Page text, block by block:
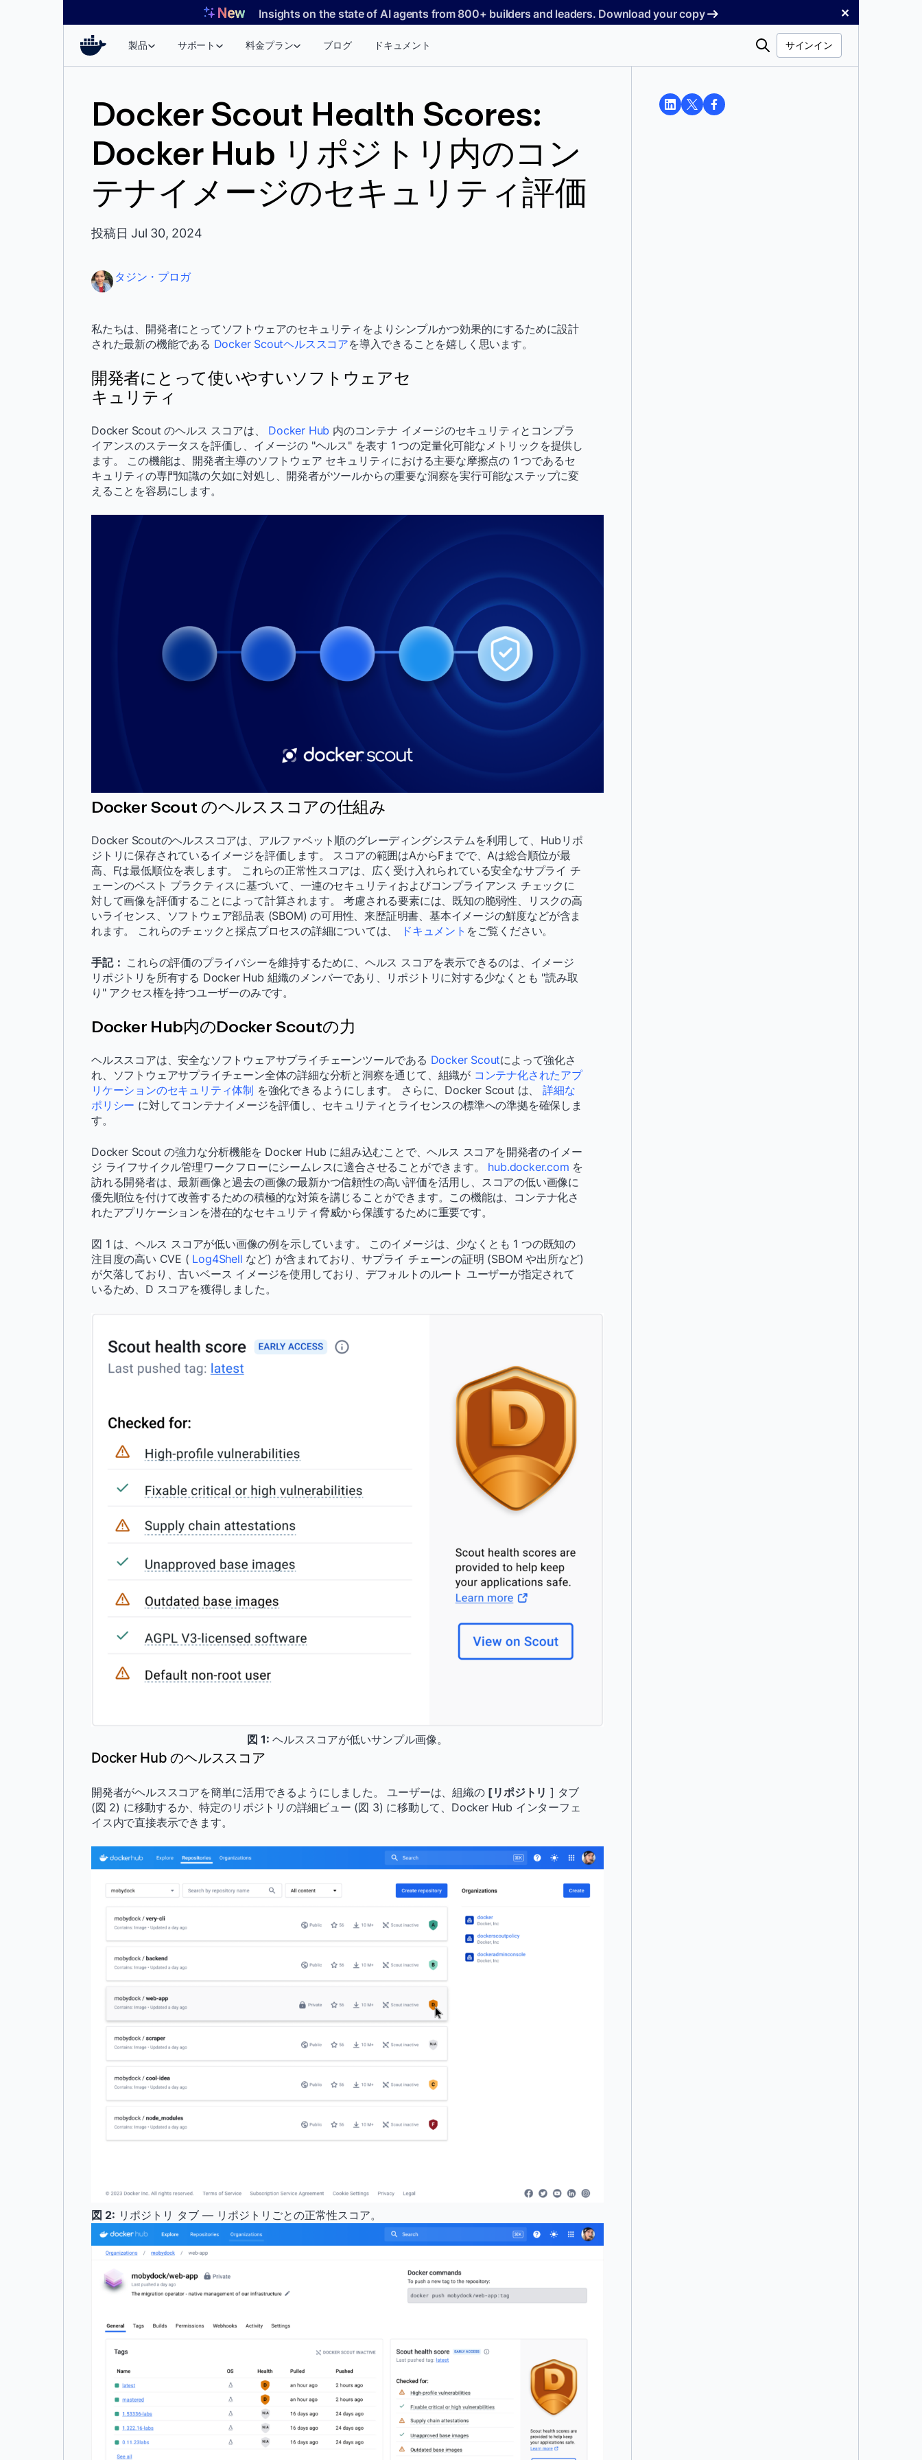
Insights on the state of AI agents from 800+ builders and leaders. Download your copy ✕
製品 サポート 料金プラン ブログ ドキュメント
検
サインイン
Docker Scout Health Scores:
Docker Hub リポジトリ内のコン
テナイメージのセキュリティ評価
投稿日 Jul 30, 2024
タジン・プロガ
私たちは、開発者にとってソフトウェアのセキュリティをよりシンプルかつ効果的にするために設計
された最新の機能である Docker Scoutヘルススコアを導入できることを嬉しく思います。
開発者にとって使いやすいソフトウェアセ
キュリティ
Docker Scout のヘルス スコアは、 Docker Hub 内のコンテナ イメージのセキュリティとコンプラ
イアンスのステータスを評価し、イメージの "ヘルス" を表す 1 つの定量化可能なメトリックを提供し
ます。 この機能は、開発者主導のソフトウェア セキュリティにおける主要な摩擦点の 1 つであるセ
キュリティの専門知識の欠如に対処し、開発者がツールからの重要な洞察を実行可能なステップに変
えることを容易にします。
Docker Scout のヘルススコアの仕組み
Docker Scoutのヘルススコアは、アルファベット順のグレーディングシステムを利用して、Hubリポ
ジトリに保存されているイメージを評価します。 スコアの範囲はAからFまでで、Aは総合順位が最
高、Fは最低順位を表します。 これらの正常性スコアは、広く受け入れられている安全なサプライ チ
ェーンのベスト プラクティスに基づいて、一連のセキュリティおよびコンプライアンス チェックに
対して画像を評価することによって計算されます。 考慮される要素には、既知の脆弱性、リスクの高
いライセンス、ソフトウェア部品表 (SBOM) の可用性、来歴証明書、基本イメージの鮮度などが含ま
れます。 これらのチェックと採点プロセスの詳細については、
ドキュメント をご覧ください。
手記： これらの評価のプライバシーを維持するために、ヘルス スコアを表示できるのは、イメージ
リポジトリを所有する Docker Hub 組織のメンバーであり、リポジトリに対する少なくとも "読み取
り" アクセス権を持つユーザーのみです。
Docker Hub内のDocker Scoutの力
ヘルススコアは、安全なソフトウェアサプライチェーンツールである Docker Scoutによって強化さ
れ、ソフトウェアサプライチェーン全体の詳細な分析と洞察を通じて、組織が コンテナ化されたアプ
リケーションのセキュリティ体制 を強化できるようにします。 さらに、Docker Scout は、詳細な
ポリシー に対してコンテナイメージを評価し、セキュリティとライセンスの標準への準拠を確保しま
す。
Docker Scout の強力な分析機能を Docker Hub に組み込むことで、ヘルス スコアを開発者のイメー
ジ ライフサイクル管理ワークフローにシームレスに適合させることができます。 hub.docker.com を
訪れる開発者は、最新画像と過去の画像の最新かつ信頼性の高い評価を活用し、スコアの低い画像に
優先順位を付けて改善するための積極的な対策を講じることができます。この機能は、コンテナ化さ
れたアプリケーションを潜在的なセキュリティ脅威から保護するために重要です。
図 1 は、ヘルス スコアが低い画像の例を示しています。 このイメージは、少なくとも 1 つの既知の
注目度の高い CVE ( Log4Shell など) が含まれており、サプライ チェーンの証明 (SBOM や出所など)
が欠落しており、古いベース イメージを使用しており、デフォルトのルート ユーザーが指定されて
いるため、D スコアを獲得しました。
図 1: ヘルススコアが低いサンプル画像。
Docker Hub のヘルススコア
開発者がヘルススコアを簡単に活用できるようにしました。 ユーザーは、組織の [リポジトリ ] タブ
(図 2) に移動するか、特定のリポジトリの詳細ビュー (図 3) に移動して、Docker Hub インターフェ
イス内で直接表示できます。
図 2: リポジトリ タブ — リポジトリごとの正常性スコア。